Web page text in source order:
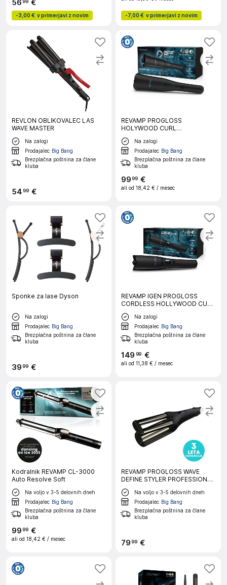
5699 €
-3,00 € v primerjavi z novim -7,00 € v primerjavi z novim
REVLON OBLIKOVALEC LAS
WAVE MASTER
Na zalogi
Prodajalec Big Bang
Brezplačna poštnina za člane
kluba
5499 €
REVAMP PROGLOSS
HOLYWOOD CURL
AUTOCURLER CL-2000
KODRALNIK ZA LASE
Na zalogi
Prodajalec Big Bang
Brezplačna poštnina za člane
kluba
9999 €
ali od 18,42 € / mesec
Sponke za lase Dyson
Na zalogi
Prodajalec Big Bang
Brezplačna poštnina za člane
kluba
3999 €
REVAMP IGEN PROGLOSS
CORDLESS HOLLYWOOD CURL
brezžični kodralnik za lase
Na zalogi
Prodajalec Big Bang
Brezplačna poštnina za člane
kluba
149 99 €
ali od 11,38 € / mesec
Kodralnik REVAMP CL-3000
Auto Resolve Soft
Na voljo v 3-5 delovnih dneh
Prodajalec Big Bang
Brezplačna poštnina za člane
kluba
9999 €
ali od 18,42 € / mesec
REVAMP PROGLOSS WAVE
DEFINE STYLER PROFESSIONAL
WV-1750 kodralnik za lase
Na voljo v 3-5 delovnih dneh
Prodajalec Big Bang
Brezplačna poštnina za člane
kluba
7999 €